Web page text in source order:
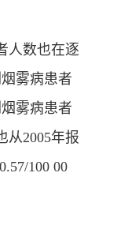
人数也在逐
雾病患者
雾病患者
从2005年报
100 00